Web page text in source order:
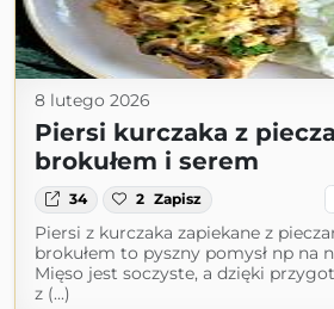
8 lutego 2026
Piersi kurczaka z
brokułem i serem
34 2 Zapisz
Piersi z kurczaka zapiekane z
brokułem to pyszny pomysł np na
Mięso jest soczyste, a dzięki
z (...)